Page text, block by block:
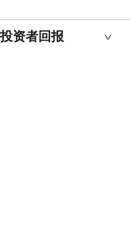
投资者回报